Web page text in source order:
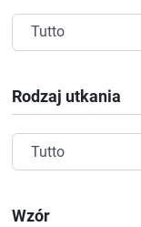
Rodzaj utkania
Wzór